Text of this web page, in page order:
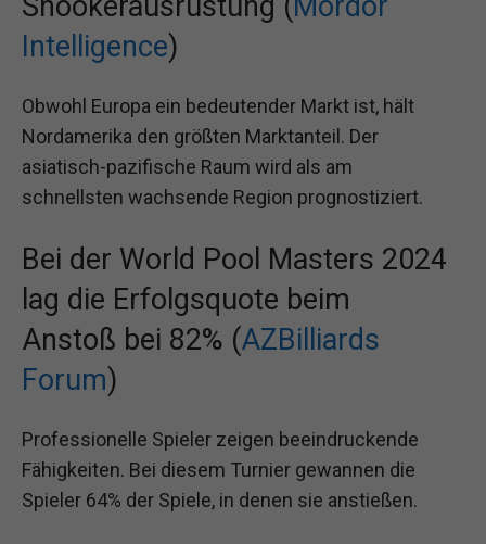
Intelligence)
Obwohl Europa ein bedeutender Markt ist, hält
Nordamerika den größten Marktanteil. Der
asiatisch-pazifische Raum wird als am
schnellsten wachsende Region prognostiziert.
Bei der World Pool Masters 2024
lag die Erfolgsquote beim
Anstoß bei 82% (AZBilliards
Forum)
Professionelle Spieler zeigen beeindruckende
Fähigkeiten. Bei diesem Turnier gewannen die
Spieler 64% der Spiele, in denen sie anstießen.